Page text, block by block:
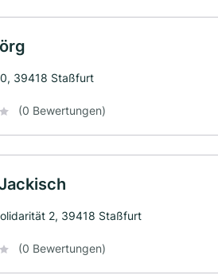
39418 Staßfurt
(0 Bewertungen)
2, 39418 Staßfurt
(0 Bewertungen)